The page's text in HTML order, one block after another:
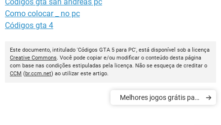
Como colocar _ no pc
Códigos gta 4
Este documento, intitulado 'Códigos GTA 5 para PC', está disponível sob a licença
Creative Commons. Você pode copiar e/ou modificar o conteúdo desta página
com base nas condições estipuladas pela licença. Não se esqueça de creditar o
CCM (br.ccm.net) ao utilizar este artigo.
Melhores jogos grátis para